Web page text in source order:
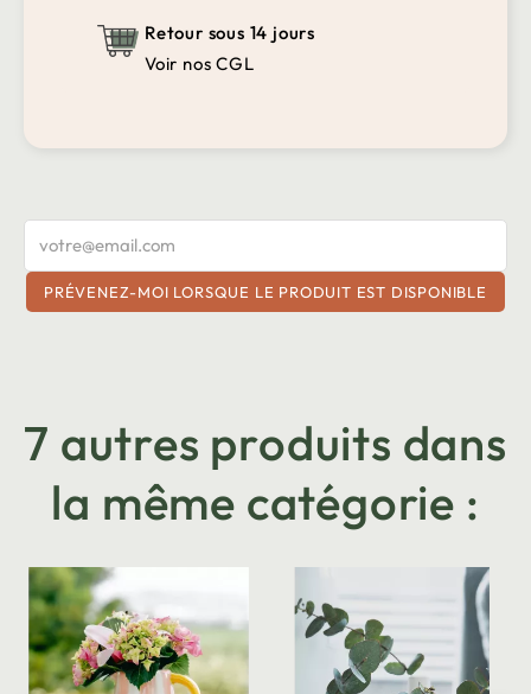
Retour sous 14 jours
Voir nos CGL
PRÉVENEZ-MOI LORSQUE LE PRODUIT EST DISPONIBLE
7 autres produits dans
la même catégorie :